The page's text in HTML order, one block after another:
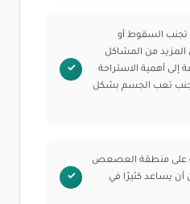
السقوط أو
المزيد من المشاكل
إلى أهمية الاستراحة
تعب الجسم بشكل
على منطقة العصعص
أن يساعد كثيرًا في